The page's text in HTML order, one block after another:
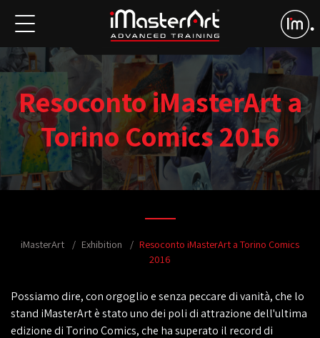
Resoconto iMasterArt a
Torino Comics 2016
iMasterArt Exhibition
Resoconto iMasterArt a Torino Comics
2016
Possiamo dire, con orgoglio e senza peccare di vanità, che lo
stand iMasterArt è stato uno dei poli di attrazione dell'ultima
edizione di Torino Comics, che ha superato il record di